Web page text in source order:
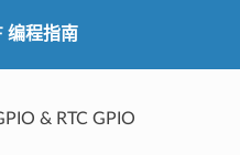
编程指南
& RTC GPIO